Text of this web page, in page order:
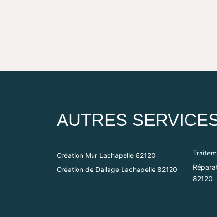
AUTRES
Création Mur Lachapelle 82120
Création de Dallage Lachapelle 82120
82120